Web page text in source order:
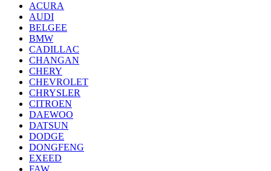
ACURA
AUDI
BELGEE
BMW
CADILLAC
CHANGAN
CHERY
CHEVROLET
CHRYSLER
CITROEN
DAEWOO
DATSUN
DODGE
DONGFENG
EXEED